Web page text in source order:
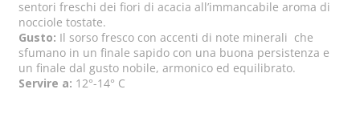
sentori freschi dei fiori di acacia all’immancabile aroma di
nocciole tostate.
Gusto: Il sorso fresco con accenti di note minerali che
sfumano in un finale sapido con una buona persistenza e
un finale dal gusto nobile, armonico ed equilibrato.
Servire a: 12°-14° C